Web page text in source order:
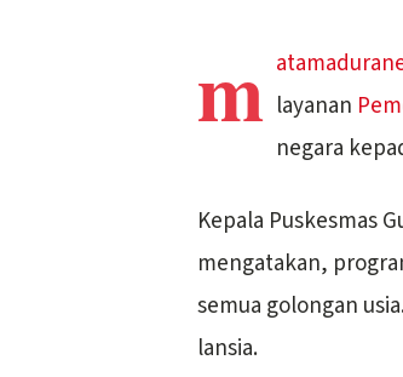
m layanan
negara
Kepala Puskesmas
mengatakan,
semua golongan
lansia.